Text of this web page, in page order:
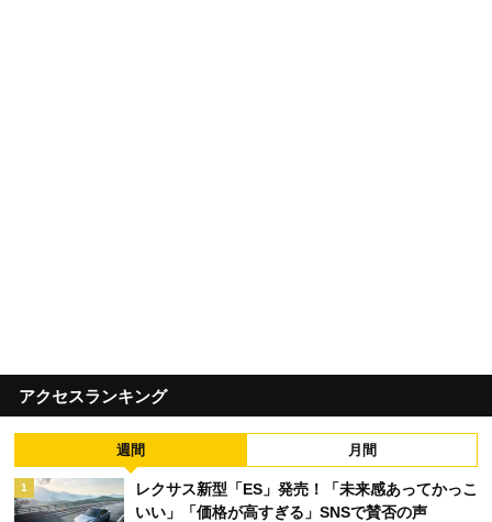
アクセスランキング
週間 月間
1
レクサス新型「ES」発売！「未来感あってかっこ
いい」「価格が高すぎる」SNSで賛否の声